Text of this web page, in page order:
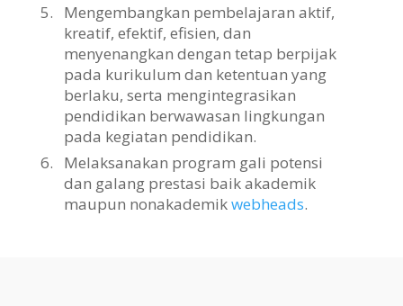
5.
Mengembangkan pembelajaran aktif,
kreatif, efektif, efisien, dan
menyenangkan dengan tetap berpijak
pada kurikulum dan ketentuan yang
berlaku, serta mengintegrasikan
pendidikan berwawasan lingkungan
pada kegiatan pendidikan.
6.
Melaksanakan program gali potensi
dan galang prestasi baik akademik
maupun nonakademikwebheads.